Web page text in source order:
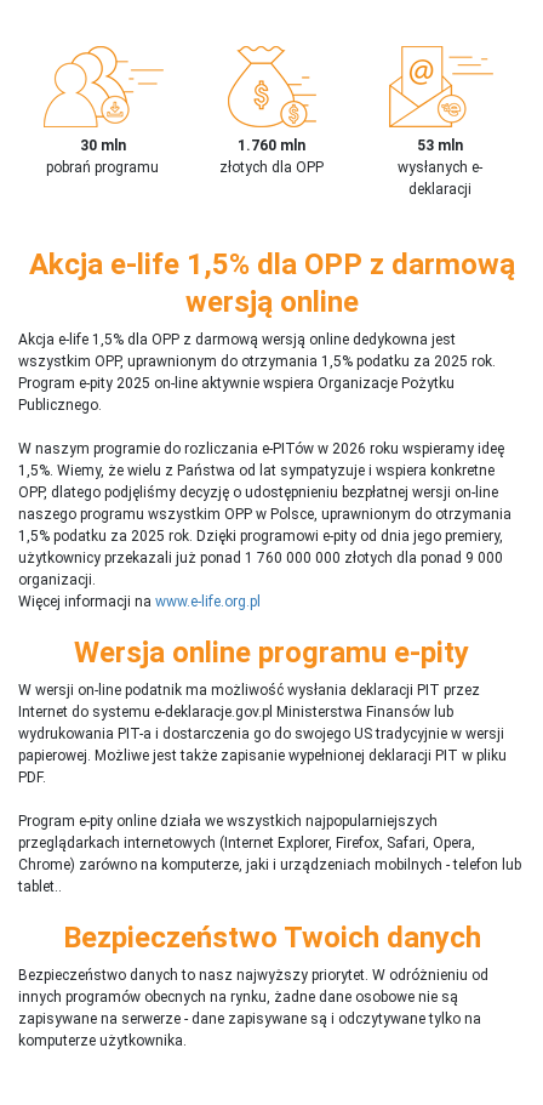
30 mln
pobrań programu
1.760 mln
złotych dla OPP
53 mln
wysłanych e-
deklaracji
Akcja e-life 1,5% dla OPP z darmową
wersją online
Akcja e-life 1,5% dla OPP z darmową wersją online dedykowna jest
wszystkim OPP, uprawnionym do otrzymania 1,5% podatku za 2025 rok.
Program e-pity 2025 on-line aktywnie wspiera Organizacje Pożytku
Publicznego.
W naszym programie do rozliczania e-PITów w 2026 roku wspieramy ideę
1,5%. Wiemy, że wielu z Państwa od lat sympatyzuje i wspiera konkretne
OPP, dlatego podjęliśmy decyzję o udostępnieniu bezpłatnej wersji on-line
naszego programu wszystkim OPP w Polsce, uprawnionym do otrzymania
1,5% podatku za 2025 rok. Dzięki programowi e-pity od dnia jego premiery,
użytkownicy przekazali już ponad 1 760 000 000 złotych dla ponad 9 000
organizacji.
Więcej informacji na www.e-life.org.pl
Wersja online programu e-pity
W wersji on-line podatnik ma możliwość wysłania deklaracji PIT przez
Internet do systemu e-deklaracje.gov.pl Ministerstwa Finansów lub
wydrukowania PIT-a i dostarczenia go do swojego US tradycyjnie w wersji
papierowej. Możliwe jest także zapisanie wypełnionej deklaracji PIT w pliku
PDF.
Program e-pity online działa we wszystkich najpopularniejszych
przeglądarkach internetowych (Internet Explorer, Firefox, Safari, Opera,
Chrome) zarówno na komputerze, jaki i urządzeniach mobilnych - telefon lub
tablet..
Bezpieczeństwo Twoich danych
Bezpieczeństwo danych to nasz najwyższy priorytet. W odróżnieniu od
innych programów obecnych na rynku, żadne dane osobowe nie są
zapisywane na serwerze - dane zapisywane są i odczytywane tylko na
komputerze użytkownika.